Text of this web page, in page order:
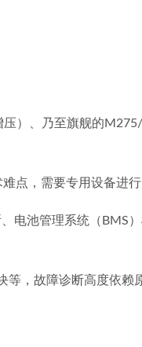
）、乃至旗舰的
点，需要专用设备进行
电池管理系统（BMS
，故障诊断高度依